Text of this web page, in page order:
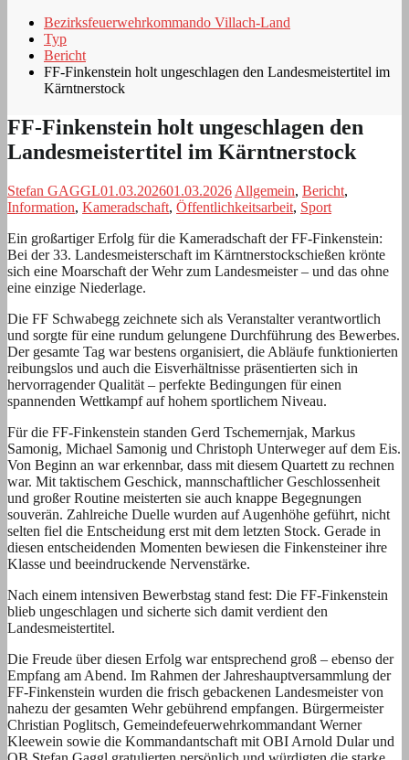
Bezirksfeuerwehrkommando Villach-Land
Typ
Bericht
FF-Finkenstein holt ungeschlagen den Landesmeistertitel im
Kärntnerstock
FF-Finkenstein holt ungeschlagen den
Landesmeistertitel im Kärntnerstock
Stefan GAGGL01.03.202601.03.2026 Allgemein, Bericht,
Information, Kameradschaft, Öffentlichkeitsarbeit, Sport
Ein großartiger Erfolg für die Kameradschaft der FF-Finkenstein:
Bei der 33. Landesmeisterschaft im Kärntnerstockschießen krönte
sich eine Moarschaft der Wehr zum Landesmeister – und das ohne
eine einzige Niederlage.
Die FF Schwabegg zeichnete sich als Veranstalter verantwortlich
und sorgte für eine rundum gelungene Durchführung des Bewerbes.
Der gesamte Tag war bestens organisiert, die Abläufe funktionierten
reibungslos und auch die Eisverhältnisse präsentierten sich in
hervorragender Qualität – perfekte Bedingungen für einen
spannenden Wettkampf auf hohem sportlichem Niveau.
Für die FF-Finkenstein standen Gerd Tschemernjak, Markus
Samonig, Michael Samonig und Christoph Unterweger auf dem Eis.
Von Beginn an war erkennbar, dass mit diesem Quartett zu rechnen
war. Mit taktischem Geschick, mannschaftlicher Geschlossenheit
und großer Routine meisterten sie auch knappe Begegnungen
souverän. Zahlreiche Duelle wurden auf Augenhöhe geführt, nicht
selten fiel die Entscheidung erst mit dem letzten Stock. Gerade in
diesen entscheidenden Momenten bewiesen die Finkensteiner ihre
Klasse und beeindruckende Nervenstärke.
Nach einem intensiven Bewerbstag stand fest: Die FF-Finkenstein
blieb ungeschlagen und sicherte sich damit verdient den
Landesmeistertitel.
Die Freude über diesen Erfolg war entsprechend groß – ebenso der
Empfang am Abend. Im Rahmen der Jahreshauptversammlung der
FF-Finkenstein wurden die frisch gebackenen Landesmeister von
nahezu der gesamten Wehr gebührend empfangen. Bürgermeister
Christian Poglitsch, Gemeindefeuerwehrkommandant Werner
Kleewein sowie die Kommandantschaft mit OBI Arnold Dular und